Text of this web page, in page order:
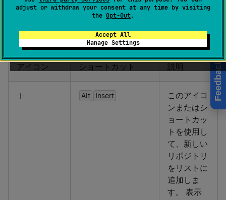
adjust or withdraw your consent at any time by visiting
the Opt-Out.
Accept All
Manage Settings
Feedback
このダイアログでカスタムプラグインリポジトリのリス
トを管理します。 リポジトリは URL によって識別されま
す。
アイコン ショートカット 説明
Alt Insert
このアイコ
ンまたはシ
ョートカッ
トを使用し
て、新しい
リポジトリ
をリストに
追加しま
す。 表示